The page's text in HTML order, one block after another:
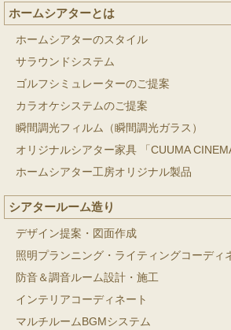
ホームシアターとは
ホームシアターのスタイル
サラウンドシステム
ゴルフシミュレーターのご提案
カラオケシステムのご提案
瞬間調光フィルム（瞬間調光ガラス）
オリジナルシアター家具 「CUUMA
ホームシアター工房オリジナル製品
シアタールーム造り
デザイン提案・図面作成
照明プランニング・ライティングコーディ
防音＆調音ルーム設計・施工
インテリアコーディネート
マルチルームBGMシステム